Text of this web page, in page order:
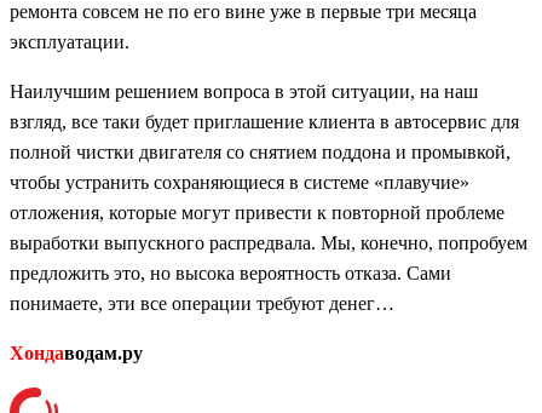
ремонта совсем не по его вине уже в первые три месяца
эксплуатации.
Наилучшим решением вопроса в этой ситуации, на наш
взгляд, все таки будет приглашение клиента в автосервис для
полной чистки двигателя со снятием поддона и промывкой,
чтобы устранить сохраняющиеся в системе «плавучие»
отложения, которые могут привести к повторной проблеме
выработки выпускного распредвала. Мы, конечно, попробуем
предложить это, но высока вероятность отказа. Сами
понимаете, эти все операции требуют денег…
Хондаводам.ру